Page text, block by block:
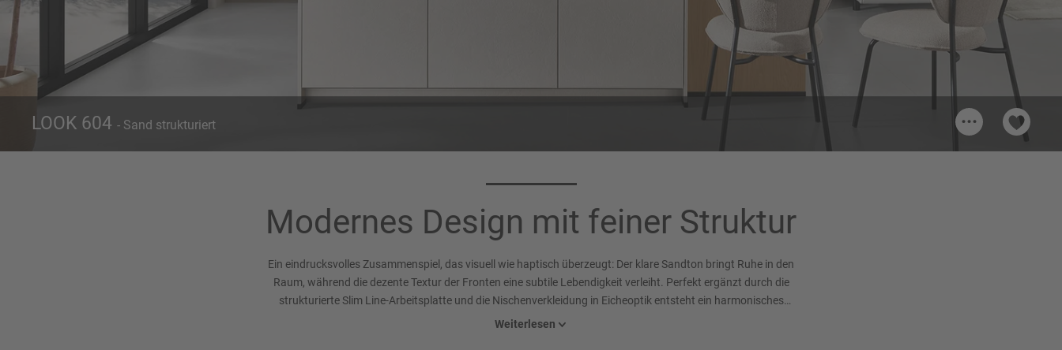
...
LOOK 604 - Sand strukturiert
Korpusfarbe 122 Arbeitsplatte 245
Modernes Design mit feiner Struktur
Ein eindrucksvolles Zusammenspiel, das visuell wie haptisch überzeugt: Der klare Sandton bringt Ruhe in den
Raum, während die dezente Textur der Fronten eine subtile Lebendigkeit verleiht. Perfekt ergänzt durch die
strukturierte Slim Line-Arbeitsplatte und die Nischenverkleidung in Eicheoptik entsteht ein harmonisches
Gesamtbild aus natürlichen Tönen und spannender Materialtiefe.
Weiterlesen